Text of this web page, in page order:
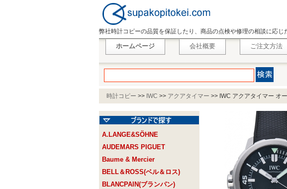
弊社時計コピーの品質を保証したり、商品の点検や修理の相談に応
ホームページ 会社概要 ご注文方法
時計コピー >> IWC >> アクアタイマー >> IWC アクアタイマー オ
A.LANGE&SÖHNE
AUDEMARS PIGUET
Baume & Mercier
BELL＆ROSS(ベル＆ロス)
BLANCPAIN(ブランパン)